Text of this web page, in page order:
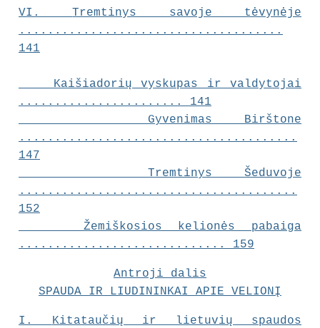
VI.Tremtinys savoje tėvynėje
.....................................
141
Kaišiadorių vyskupas ir valdytojai
....................... 141
Gyvenimas Birštone
.......................................
147
Tremtinys Šeduvoje
.......................................
152
Žemiškosios kelionės pabaiga
............................. 159
Antroji dalis
SPAUDA IR LIUDININKAI APIE VELIONĮ
I. Kitataučių ir lietuvių spaudos